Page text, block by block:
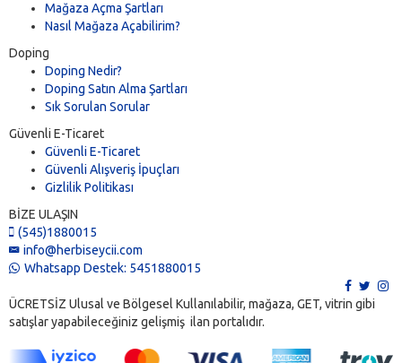
Mağaza Açma Şartları
Nasıl Mağaza Açabilirim?
Doping
Doping Nedir?
Doping Satın Alma Şartları
Sık Sorulan Sorular
Güvenli E-Ticaret
Güvenli E-Ticaret
Güvenli Alışveriş İpuçları
Gizlilik Politikası
BİZE ULAŞIN
(545)1880015
info@herbiseycii.com
Whatsapp Destek: 5451880015
ÜCRETSİZ Ulusal ve Bölgesel Kullanılabilir, mağaza, GET, vitrin gibi
satışlar yapabileceğiniz gelişmiş ilan portalıdır.